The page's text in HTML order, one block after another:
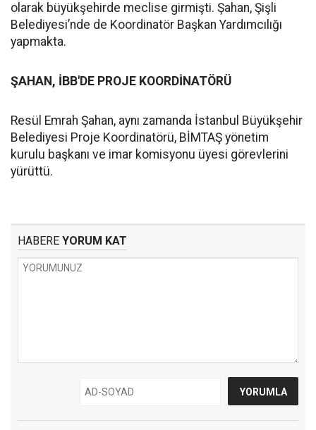
olarak büyükşehirde meclise girmişti. Şahan, Şişli
Belediyesi’nde de Koordinatör Başkan Yardımcılığı
yapmakta.
ŞAHAN, İBB'DE PROJE KOORDİNATÖRÜ
Resül Emrah Şahan, aynı zamanda İstanbul Büyükşehir
Belediyesi Proje Koordinatörü, BİMTAŞ yönetim
kurulu başkanı ve imar komisyonu üyesi görevlerini
yürüttü.
HABERE YORUM KAT